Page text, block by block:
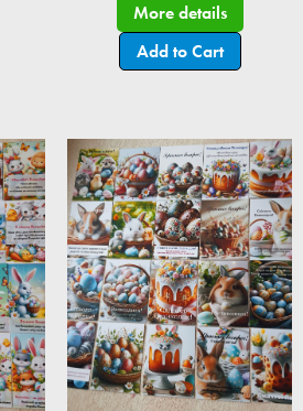
More details
Add to Cart